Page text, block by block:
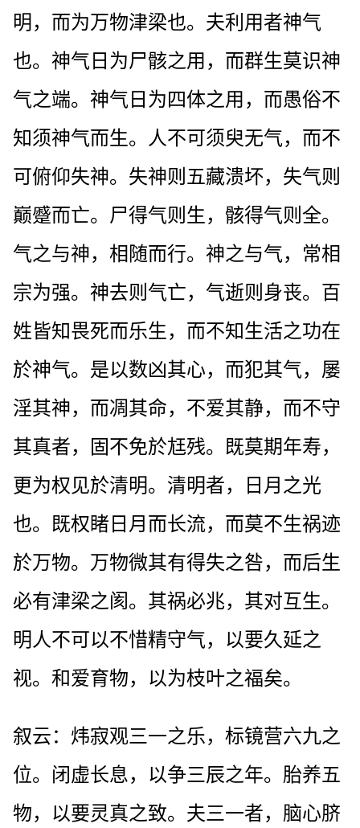
明，而为万物津梁也。夫利用者神气
也。神气日为尸骸之用，而群生莫识神
气之端。神气日为四体之用，而愚俗不
知须神气而生。人不可须臾无气，而不
可俯仰失神。失神则五藏溃坏，失气则
巅蹙而亡。尸得气则生，骸得气则全。
气之与神，相随而行。神之与气，常相
宗为强。神去则气亡，气逝则身丧。百
姓皆知畏死而乐生，而不知生活之功在
於神气。是以数凶其心，而犯其气，屡
淫其神，而凋其命，不爱其静，而不守
其真者，固不免於尪残。既莫期年寿，
更为权见於清明。清明者，日月之光
也。既权睹日月而长流，而莫不生祸迹
於万物。万物微其有得失之咎，而后生
必有津梁之阂。其祸必兆，其对互生。
明人不可以不惜精守气，以要久延之
视。和爱育物，以为枝叶之福矣。
叙云：炜寂观三一之乐，标镜营六九之
位。闭虚长息，以争三辰之年。胎养五
物，以要灵真之致。夫三一者，脑心脐